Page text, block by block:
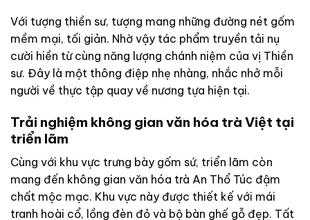
Với tượng thiền sư, tượng mang những đường nét gốm
mềm mại, tối giản. Nhờ vậy tác phẩm truyền tải nụ
cười hiền từ cùng năng lượng chánh niệm của vị Thiền
sư. Đây là một thông điệp nhẹ nhàng, nhắc nhở mỗi
người về thực tập quay về nương tựa hiện tại.
Trải nghiệm không gian văn hóa trà Việt tại
triển lãm
Cùng với khu vực trưng bày gốm sứ, triển lãm còn
mang đến không gian văn hóa trà An Thổ Túc đậm
chất mộc mạc. Khu vực này được thiết kế với mái
tranh hoài cổ, lồng đèn đỏ và bộ bàn ghế gỗ đẹp. Tất